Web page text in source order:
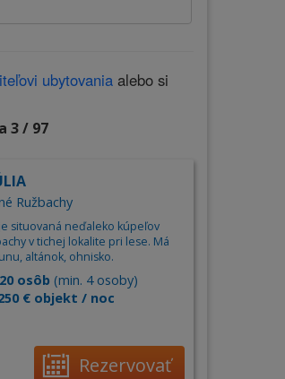
ubytovania alebo si
3 / 97
Ružbachy
situovaná neďaleko kúpeľov
v tichej lokalite pri lese. Má
altánok, ohnisko.
20 osôb (min. 4 osoby)
€ objekt / noc
Rezervovať